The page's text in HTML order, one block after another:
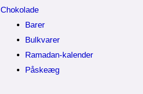
Chokolade
Barer
Bulkvarer
Ramadan-kalender
Påskeæg